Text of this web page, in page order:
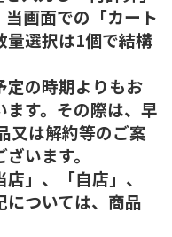
画面での「カート
量選択は1個で結構
の時期よりもお
す。その際は、早
又は解約等のご案
います。
」、「自店」、
については、商品